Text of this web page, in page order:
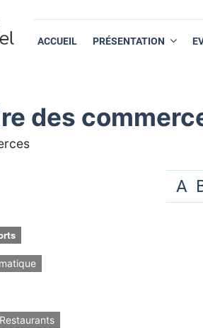
ACCUEIL PRÉSENTATION
des
A